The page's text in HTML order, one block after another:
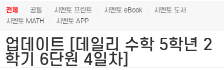
전체 공통 시멘토 프린트 시멘토 eBook
시멘토 도서
시멘토 MATH
시멘토 APP
업데이트 [데일리 수학 5학년 2
학기 6단원 4일차]